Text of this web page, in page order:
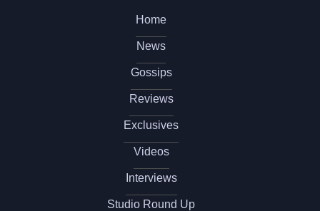
Home
News
Gossips
Reviews
Exclusives
Videos
Interviews
Studio Round Up